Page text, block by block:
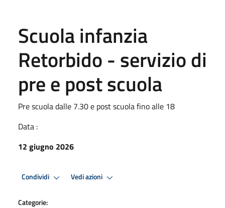
Scuola infanzia
Retorbido - servizio di
pre e post scuola
Pre scuola dalle 7.30 e post scuola fino alle 18
Data :
12 giugno 2026
Condividi Vedi azioni
Categorie: